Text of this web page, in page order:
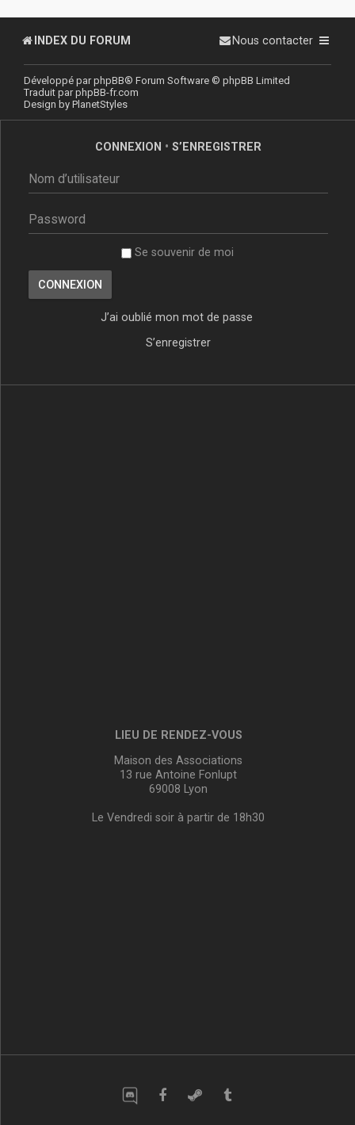
INDEX DU FORUM Nous contacter
Développé parphpBB® Forum Software © phpBB Limited
Traduit parphpBB-fr.com
Design by PlanetStyles
CONNEXION • S’ENREGISTRER
Se souvenir de moi
J’ai oublié mon mot de passe
S’enregistrer
LIEU DE RENDEZ-VOUS
Maison des Associations
13 rue Antoine Fonlupt
69008 Lyon
Le Vendredi soir à partir de 18h30